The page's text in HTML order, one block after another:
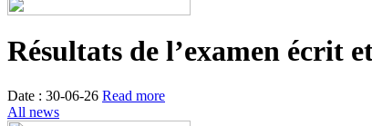
Résultats de l’examen écrit
Date : 30-06-26 Read more
All news